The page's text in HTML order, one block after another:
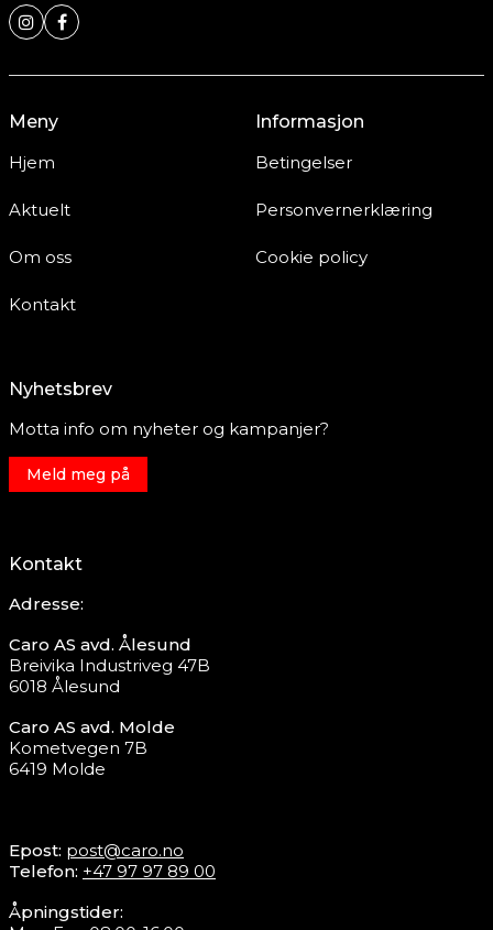
Meny
Hjem
Aktuelt
Om oss
Kontakt
Informasjon
Betingelser
Personvernerklæring
Cookie policy
Nyhetsbrev
Motta info om nyheter og kampanjer?
Meld meg på
Kontakt
Adresse:
Caro AS avd. Ålesund
Breivika Industriveg 47B
6018 Ålesund
Caro AS avd. Molde
Kometvegen 7B
6419 Molde
Epost: post@caro.no
Telefon: +47 97 97 89 00
Åpningstider: